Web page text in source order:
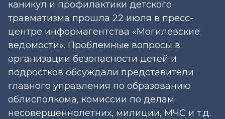
каникул и профилактики детского
травматизма прошла 22 июля в пресс-
центре информагентства «Могилевские
ведомости». Проблемные вопросы в
организации безопасности детей и
подростков обсуждали представители
главного управления по образованию
облисполкома, комиссии по делам
несовершеннолетних, милиции, МЧС и т.д.